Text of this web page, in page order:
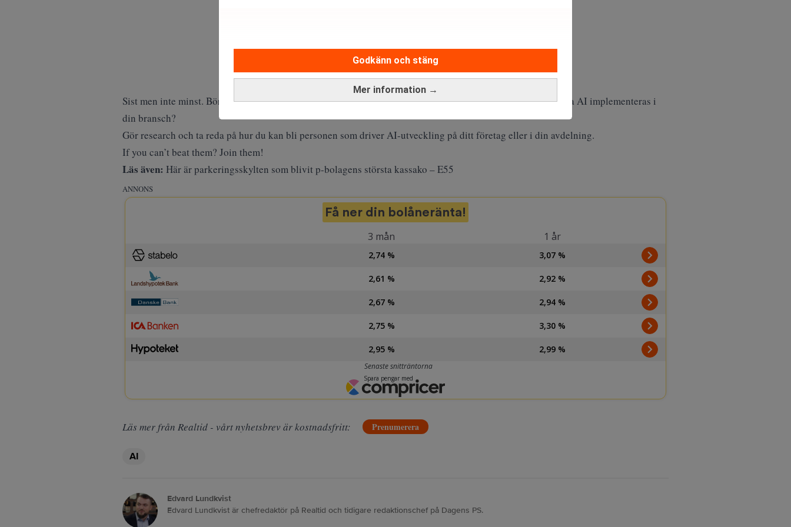
Mer information →
Godkänn och stäng
Sist men inte minst. Börja jobba med AI-lösningar innan AI-lösningarna börjar jobba istället för dig. Hur ska AI implementeras i
din bransch?
Gör research och ta reda på hur du kan bli personen som driver AI-utveckling på ditt företag eller i din avdelning.
If you can’t beat them? Join them!
Läs även: Här är parkeringsskylten som blivit p-bolagens största kassako – E55
ANNONS
Läs mer från Realtid - vårt nyhetsbrev är kostnadsfritt: Prenumerera
AI
Edvard Lundkvist
Edvard Lundkvist är chefredaktör på Realtid och tidigare redaktionschef på Dagens PS.